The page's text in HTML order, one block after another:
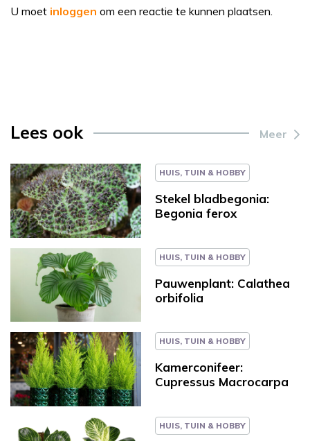
U moet inloggen om een reactie te kunnen plaatsen.
Lees ook Meer
HUIS, TUIN & HOBBY
Stekel bladbegonia:
Begonia ferox
HUIS, TUIN & HOBBY
Pauwenplant: Calathea
orbifolia
HUIS, TUIN & HOBBY
Kamerconifeer:
Cupressus Macrocarpa
HUIS, TUIN & HOBBY